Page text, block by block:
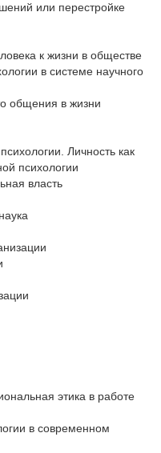
или перестройке
к жизни в обществе
в системе научного
общения в жизни
Личность как
психологии
власть
этика в работе
в современном